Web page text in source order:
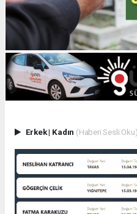
Erkek| Kadın (Haberi Sesli Oku)